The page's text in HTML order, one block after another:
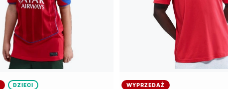
DZIECI WYPRZEDAŻ